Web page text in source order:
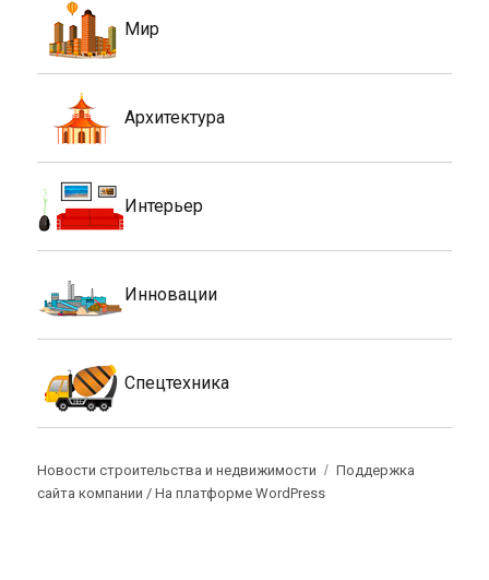
Мир
Архитектура
Интерьер
Инновации
Спецтехника
Новости строительства и недвижимости
Поддержка
сайта компании /На платформе WordPress